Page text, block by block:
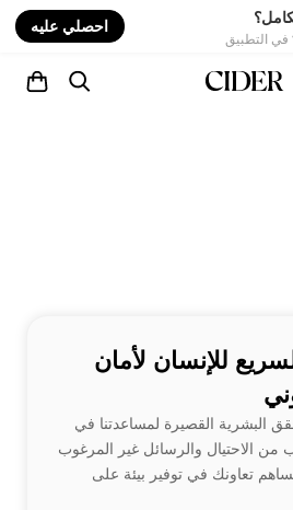
احصلي عليه
للإنسان لأمان
البشرية القصيرة لمساعدتنا في
من الاحتيال والرسائل غير المرغوب
تعاونك في توفير بيئة على